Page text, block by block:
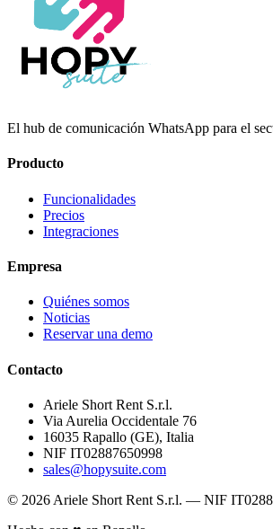
El hub de comunicación WhatsApp para el
Producto
Funcionalidades
Precios
Integraciones
Empresa
Quiénes somos
Noticias
Reservar una demo
Contacto
Ariele Short Rent S.r.l.
Via Aurelia Occidentale 76
16035 Rapallo (GE), Italia
NIF IT02887650998
sales@hopysuite.com
© 2026 Ariele Short Rent S.r.l. — NIF